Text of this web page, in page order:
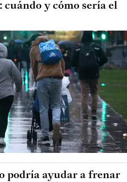
y cómo sería el
podría ayudar a frenar